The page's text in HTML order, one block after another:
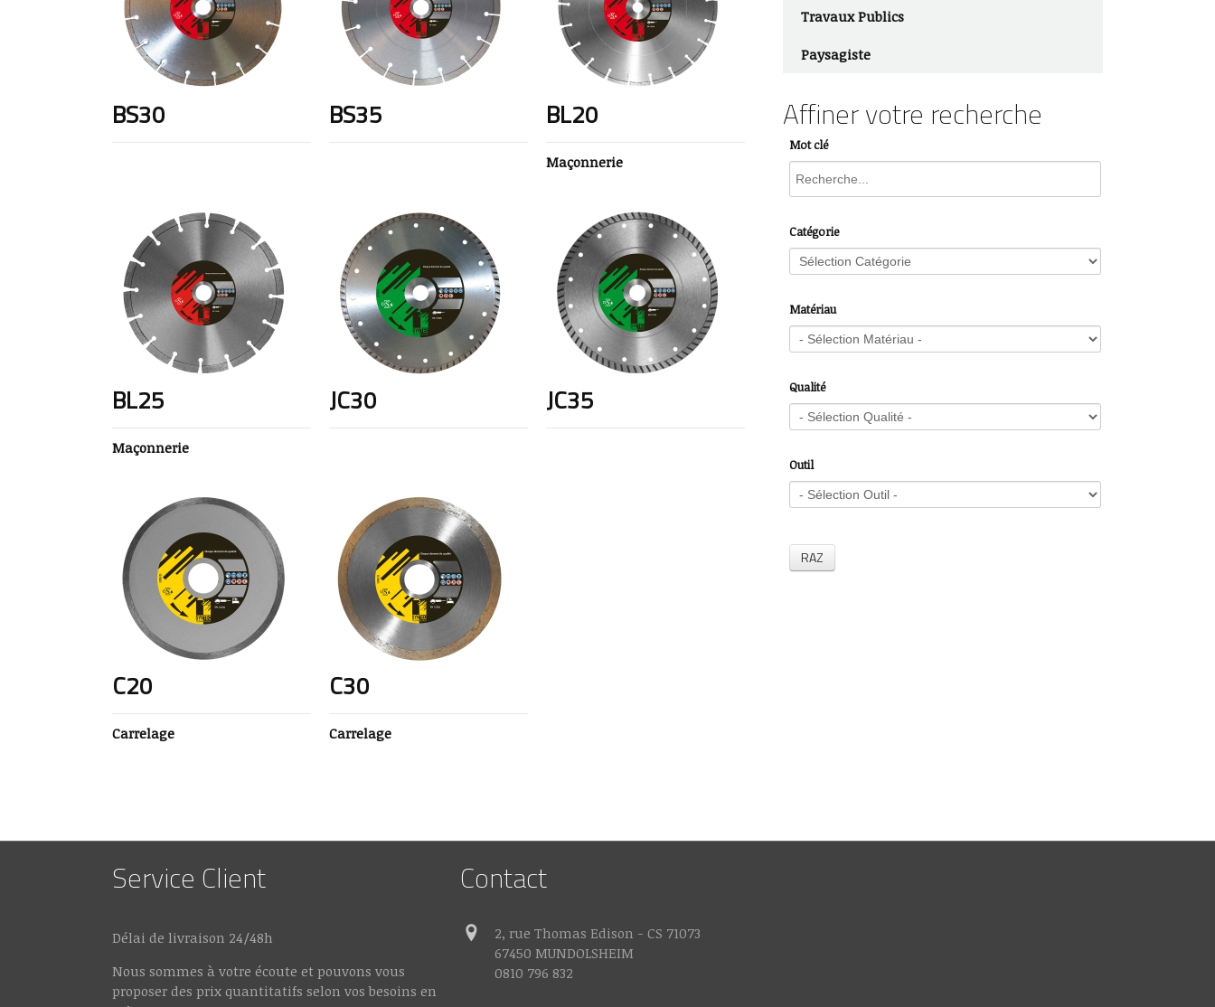
BS30 BS35 BL20
Maçonnerie
BL25
Maçonnerie
JC30 JC35
C20
Carrelage
C30
Carrelage
Travaux Publics
Paysagiste
Affiner votre recherche
Mot clé
Catégorie
Matériau
Qualité
Outil
Service Client
Délai de livraison 24/48h
Nous sommes à votre écoute et pouvons vous
proposer des prix quantitatifs selon vos besoins en
Contact

2, rue Thomas Edison - CS 71073
67450 MUNDOLSHEIM
0810 796 832